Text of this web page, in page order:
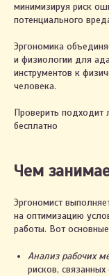
минимизируя риск
потенциального
Эргономика
и физиологии для
инструментов к
человека.
Проверить подходит
бесплатно
Чем
Эргономист
на оптимизацию
работы. Вот
Анализ рабочих
рисков,